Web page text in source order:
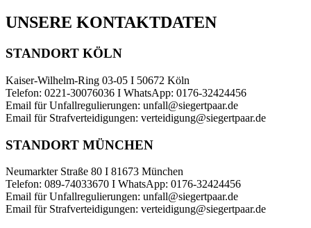
UNSERE KONTAKTDATEN
STANDORT KÖLN
Kaiser-Wilhelm-Ring 03-05 I 50672 Köln
Telefon: 0221-30076036 I WhatsApp: 0176-32424456
Email für Unfallregulierungen: unfall@siegertpaar.de
Email für Strafverteidigungen: verteidigung@siegertpaar.de
STANDORT MÜNCHEN
Neumarkter Straße 80 I 81673 München
Telefon: 089-74033670 I WhatsApp: 0176-32424456
Email für Unfallregulierungen: unfall@siegertpaar.de
Email für Strafverteidigungen: verteidigung@siegertpaar.de